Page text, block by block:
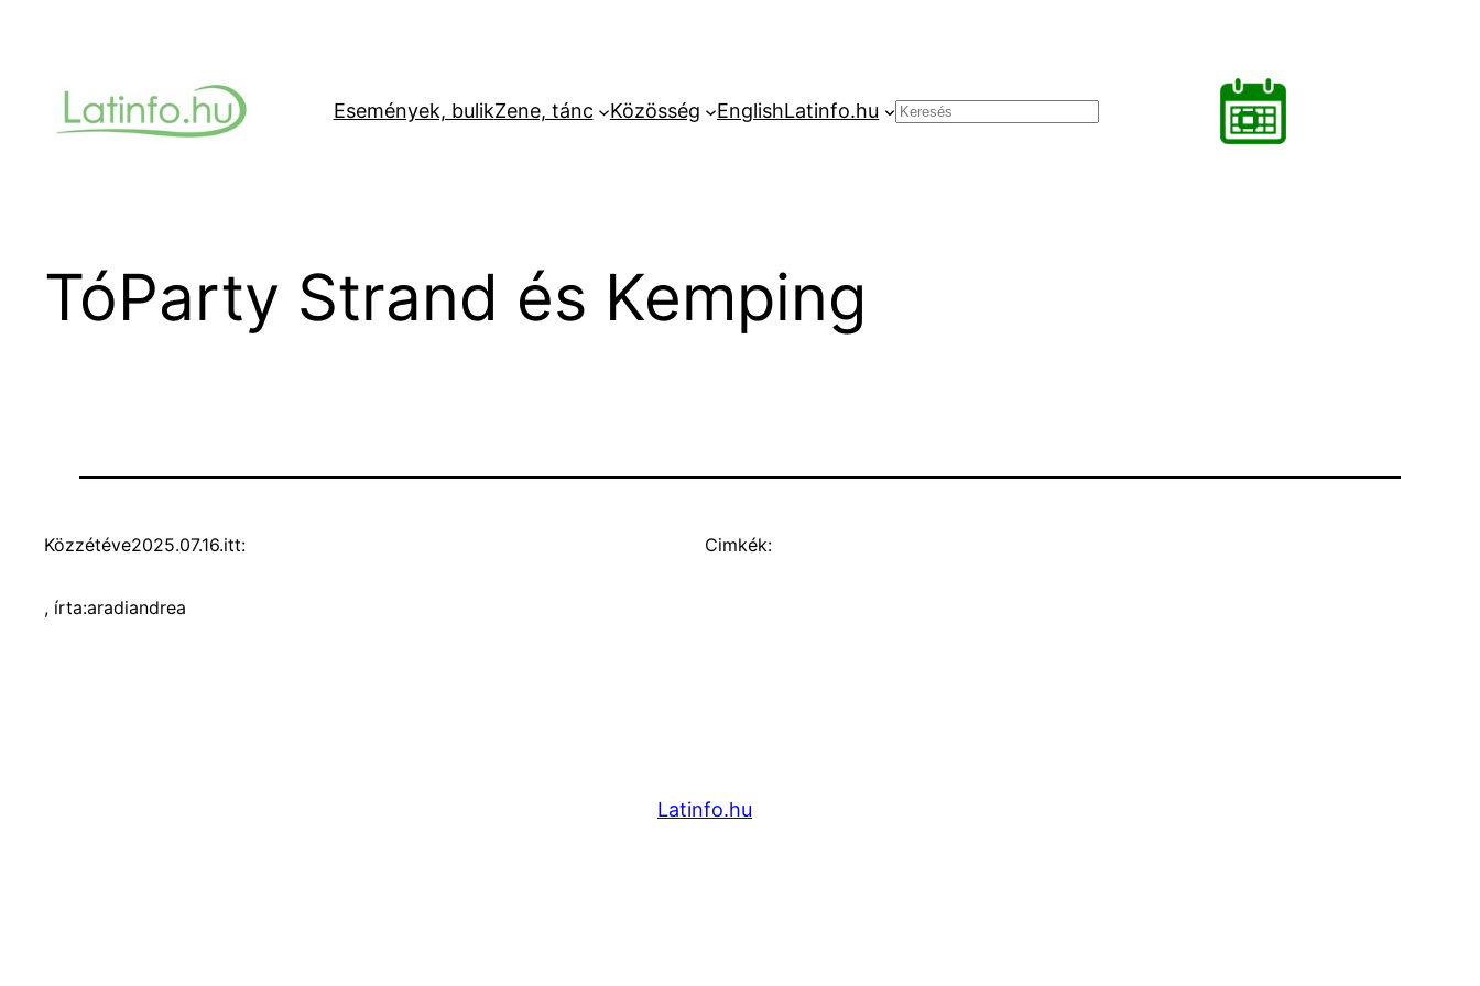
Események, bulikZene, tánc Közösség EnglishLatinfo.hu Keresés
TóParty Strand és Kemping
Közzétéve2025.07.16.itt:
, írta:aradiandrea
Cimkék:
Latinfo.hu